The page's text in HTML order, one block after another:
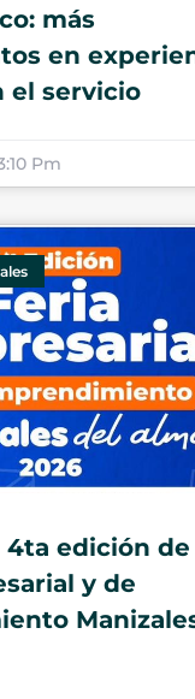
más
en
el servicio
Pm
4ta edición de
y de